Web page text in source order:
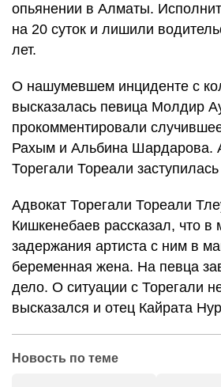
опьянении в Алматы.
на 20 суток и лишили
лет.
О нашумевшем инциденте с
высказалась певица Молдир
прокомментировали
Рахым и Альбина Шардарова.
Торегали Тореали
Адвокат Торегали Тореали
Кишкенебаев рассказал, что в
задержания артиста с ним в
беременная жена. На певца
дело. О ситуации с Торегали
высказался и отец Кайрата
Новость по теме